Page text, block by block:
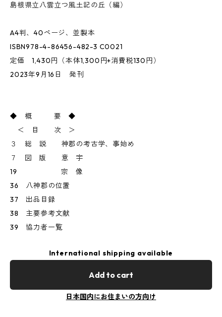
島根県立八雲立つ風土記の丘（編）
A4判、40ページ、並製本
ISBN978-4-86456-482-3 C0021
定価 1,430円（本体1,300円+消費税130円）
2023年9月16日 発刊
◆ 概 要 ◆
＜ 目 次 ＞
３ 総 説 神郡の考古学、事始め
７ 図 版 意 宇
19 宗 像
36 八神郡の位置
37 出品目録
38 主要参考文献
39 協力者一覧
International shipping available
Add to cart
日本国内にお住まいの方向け